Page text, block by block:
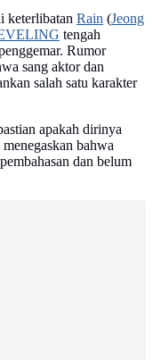
keterlibatan Rain (Jeong
tengah
Rumor
sang aktor dan
salah satu karakter
apakah dirinya
bahwa
dan belum